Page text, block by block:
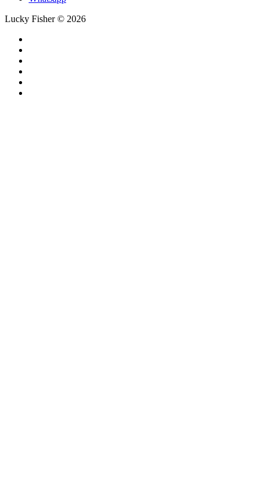
Lucky Fisher © 2026